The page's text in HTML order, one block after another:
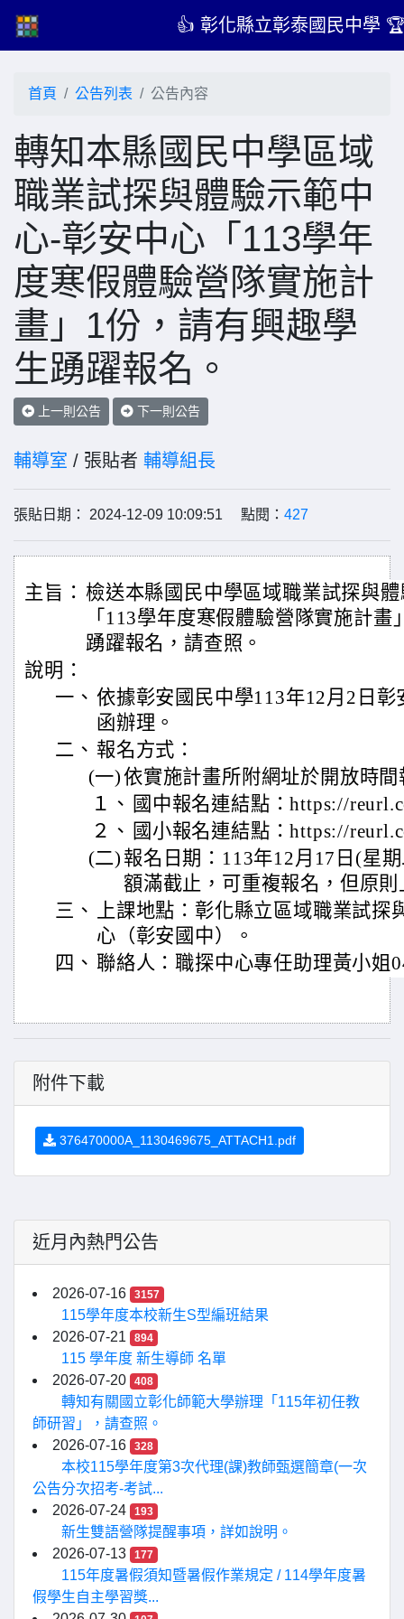
👍 彰化縣立彰泰國民中學
首頁 公告列表 公告內容
轉知本縣國民中學區域
職業試探與體驗示範中
心-彰安中心「113學年
度寒假體驗營隊實施計
畫」1份，請有興趣學
生踴躍報名。
上一則公告 下一則公告
輔導室 / 張貼者 輔導組長
張貼日期： 2024-12-09 10:09:51 點閱： 427
主旨： 檢送本縣國民中學區域職業試探與
「113學年度寒假體驗營隊實施計
踴躍報名，請查照。
說明：
一、 依據彰安國民中學113年12月2日彰
函辦理。
二、 報名方式：
(一)依實施計畫所附網址於開放時間
１、 國中報名連結點：https://
２、 國小報名連結點：https://
(二) 報名日期：113年12月17日(星
額滿截止，可重複報名，但原
三、
上課地點：彰化縣立區域職業試探
心（彰安國中）。
四、 聯絡人：職探中心專任助理黃小姐
附件下載
376470000A_1130469675_ATTACH1.pdf
近月內熱門公告
2026-07-16 3157
115學年度本校新生S型編班結果
2026-07-21
894
115 學年度 新生導師 名單
2026-07-20
408
轉知有關國立彰化師範大學辦理「115年初任教
師研習」，請查照。
2026-07-16
328
本校115學年度第3次代理(課)教師甄選簡章(一次
公告分次招考-考試...
2026-07-24
193
新生雙語營隊提醒事項，詳如說明。
2026-07-13
177
115年度暑假須知暨暑假作業規定 / 114學年度暑
假學生自主學習獎...